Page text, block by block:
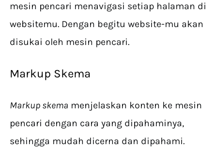
mesin pencari menavigasi setiap halaman di
websitemu. Dengan begitu website-mu akan
disukai oleh mesin pencari.
Markup Skema
Markup skema menjelaskan konten ke mesin
pencari dengan cara yang dipahaminya,
sehingga mudah dicerna dan dipahami.